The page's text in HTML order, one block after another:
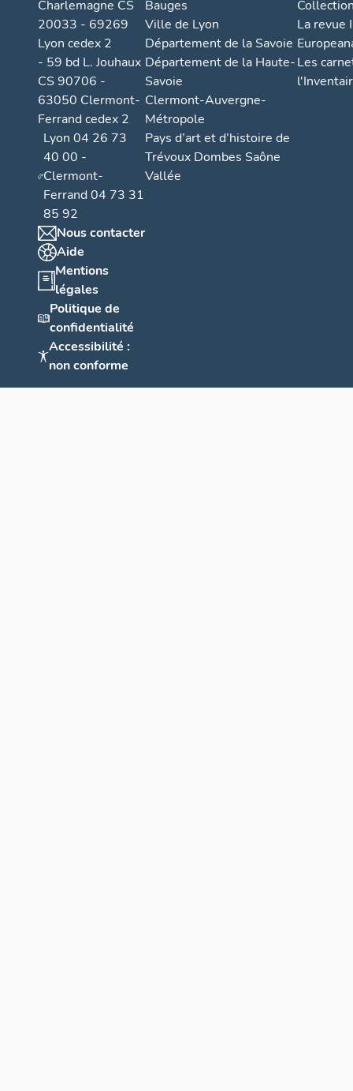
Charlemagne CS
20033 - 69269
Lyon cedex 2
- 59 bd L. Jouhaux
CS 90706 -
63050 Clermont-
Ferrand cedex 2
Lyon 04 26 73
40 00 -
Clermont-
Ferrand 04 73 31
85 92
Nous contacter
Aide
Mentions
légales
Politique de
confidentialité
Accessibilité :
non conforme
Bauges
Ville de Lyon
Département de la Savoie
Département de la Haute-
Savoie
Clermont-Auvergne-
Métropole
Pays d’art et d’histoire de
Trévoux Dombes Saône
Vallée
La revue
Les